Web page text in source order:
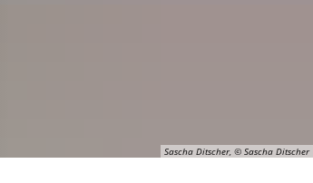
Sascha Ditscher, © Sascha Ditscher